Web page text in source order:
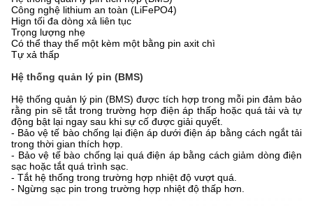
Công nghệ lithium an toàn (LiFePO4)
Hign tối đa dòng xả liên tục
Trọng lượng nhẹ
Có thể thay thế một kèm một bằng pin axit chì
Tự xả thấp
Hệ thống quản lý pin (BMS)
Hệ thống quản lý pin (BMS) được tích hợp trong mỗi pin đảm bảo
rằng pin sẽ tắt trong trường hợp điện áp thấp hoặc quá tải và tự
động bật lại ngay sau khi sự cố được giải quyết.
- Bảo vệ tế bào chống lại điện áp dưới điện áp bằng cách ngắt tải
trong thời gian thích hợp.
- Bảo vệ tế bào chống lại quá điện áp bằng cách giảm dòng điện
sạc hoặc tắt quá trình sạc.
- Tắt hệ thống trong trường hợp nhiệt độ vượt quá.
- Ngừng sạc pin trong trường hợp nhiệt độ thấp hơn.